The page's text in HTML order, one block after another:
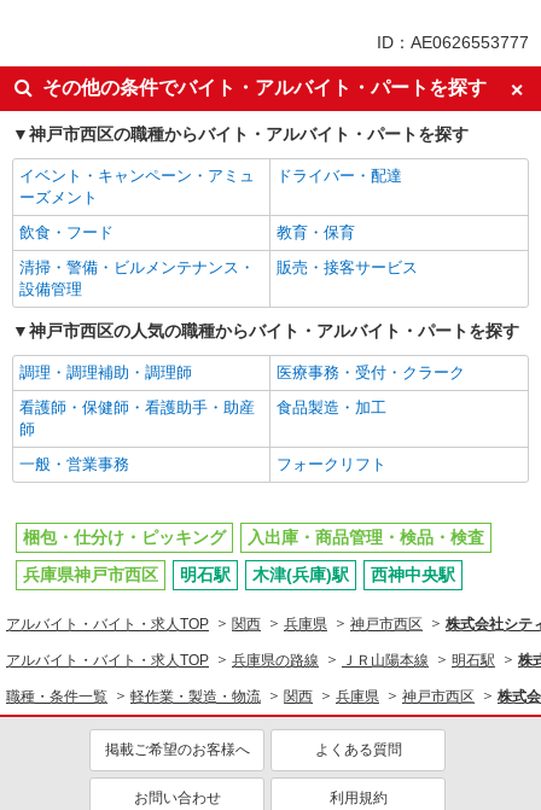
軽作業・製造・物流
梱包・仕分け・ピッキング
入出庫・商品管理・検品・検査
ID：AE0626553777
その他の条件でバイト・アルバイト・パートを探す
神戸市西区の職種からバイト・アルバイト・パートを探す
イベント・キャンペーン・アミュ
ーズメント
ドライバー・配達
飲食・フード
教育・保育
清掃・警備・ビルメンテナンス・
設備管理
販売・接客サービス
神戸市西区の人気の職種からバイト・アルバイト・パートを探す
調理・調理補助・調理師
医療事務・受付・クラーク
看護師・保健師・看護助手・助産
師
食品製造・加工
一般・営業事務 フォークリフト
梱包・仕分け・ピッキング
入出庫・商品管理・検品・検査
兵庫県神戸市西区
明石駅 木津(兵庫)駅 西神中央駅
アルバイト・バイト・求人TOP 関西 兵庫県 神戸市西区 株式会社シテ
アルバイト・バイト・求人TOP 兵庫県の路線 ＪＲ山陽本線 明石駅 株
職種・条件一覧 軽作業・製造・物流 関西 兵庫県 神戸市西区 株式
掲載ご希望のお客様へ よくある質問
お問い合わせ 利用規約